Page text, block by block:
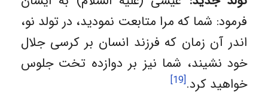
فرمود: شما که مرا متابعت نمودید، در تولد نو،
اندر آن زمان که فرزند انسان بر کرسی جلال
خود نشیند، شما نیز بر دوازده تخت جلوس
خواهید کرد.[19]